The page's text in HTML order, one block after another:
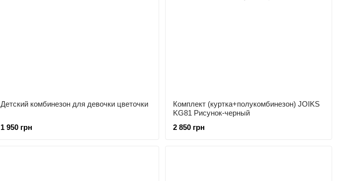
Детский комбинезон для девочки цветочки
1 950 грн
Комплект (куртка+полукомбинезон) JOIKS
KG81 Рисунок-черный
2 850 грн